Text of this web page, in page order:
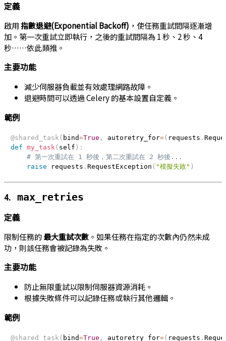
定義
啟用指數退避(Exponential Backoff) ，使任務重試間隔逐漸增
加。第一次重試立即執行，之後的重試間隔為 1 秒、2 秒、4
秒……依此類推。
主要功能
減少伺服器負載並有效處理網路故障。
退避時間可以透過 Celery 的基本設置自定義。
範例
@shared_task( bind=True , autoretry_for=( requests .
def my_task( self ) :
# 第一次重試在 1 秒後，第二次重試在 2 秒後...
raise requests . RequestException ( "模擬失敗" )
4. max_retries
定義
限制任務的最大重試次數 。如果任務在指定的次數內仍然未成
功，則該任務會被記錄為失敗。
主要功能
防止無限重試以限制伺服器資源消耗。
根據失敗條件可以記錄任務或執行其他邏輯。
範例
@shared_task( bind=True , autoretry_for=( requests .